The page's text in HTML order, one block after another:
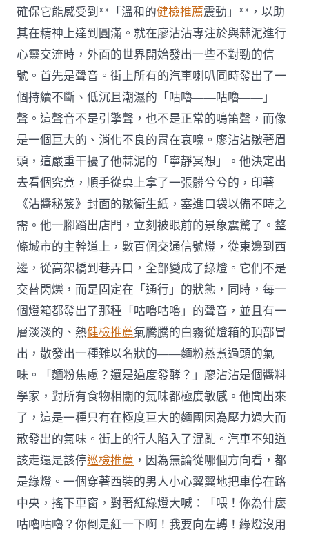
確保它能感受到**「溫和的健檢推薦震動」**，以助
其在精神上達到圓滿。就在廖沾沾專注於與蒜泥進行
心靈交流時，外面的世界開始發出一些不對勁的信
號。首先是聲音。街上所有的汽車喇叭同時發出了一
個持續不斷、低沉且潮濕的「咕嚕——咕嚕——」
聲。這聲音不是引擎聲，也不是正常的鳴笛聲，而像
是一個巨大的、消化不良的胃在哀嚎。廖沾沾皺著眉
頭，這嚴重干擾了他蒜泥的「寧靜冥想」。他決定出
去看個究竟，順手從桌上拿了一張髒兮兮的，印著
《沾醬秘笈》封面的皺衛生紙，塞進口袋以備不時之
需。他一腳踏出店門，立刻被眼前的景象震驚了。整
條城市的主幹道上，數百個交通信號燈，從東邊到西
邊，從高架橋到巷弄口，全部變成了綠燈。它們不是
交替閃爍，而是固定在「通行」的狀態，同時，每一
個燈箱都發出了那種「咕嚕咕嚕」的聲音，並且有一
層淡淡的、熱健檢推薦氣騰騰的白霧從燈箱的頂部冒
出，散發出一種難以名狀的——麵粉蒸煮過頭的氣
味。「麵粉焦慮？還是過度發酵？」廖沾沾是個醬料
學家，對所有食物相關的氣味都極度敏感。他聞出來
了，這是一種只有在極度巨大的麵團因為壓力過大而
散發出的氣味。街上的行人陷入了混亂。汽車不知道
該走還是該停巡檢推薦 ，因為無論從哪個方向看，都
是綠燈。一個穿著西裝的男人小心翼翼地把車停在路
中央，搖下車窗，對著紅綠燈大喊：「喂！你為什麼
咕嚕咕嚕？你倒是紅一下啊！我要向左轉！綠燈沒用